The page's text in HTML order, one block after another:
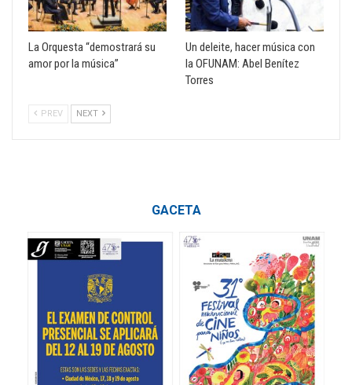
La Orquesta “demostrará su
amor por la música”
Un deleite, hacer música con
la OFUNAM: Abel Benítez
Torres
PREV NEXT
GACETA